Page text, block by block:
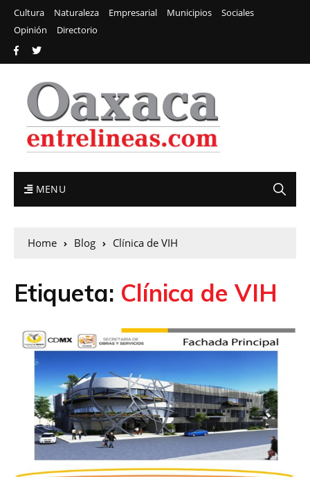
Cultura Naturaleza Empresarial Municipios
Sociales
Opinión
Directorio
MENU
Home Blog Clínica de VIH
Etiqueta: Clínica de VIH